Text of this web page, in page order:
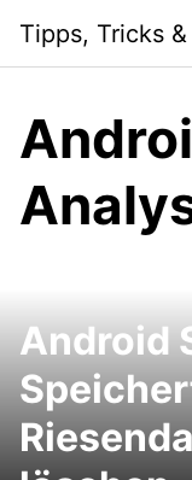
content
Tipps, Tricks
Android